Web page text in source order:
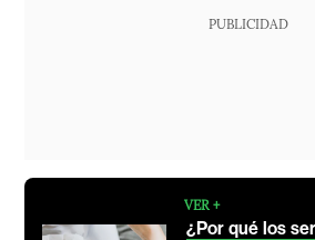
PUBLICIDAD
VER +
¿Por qué los